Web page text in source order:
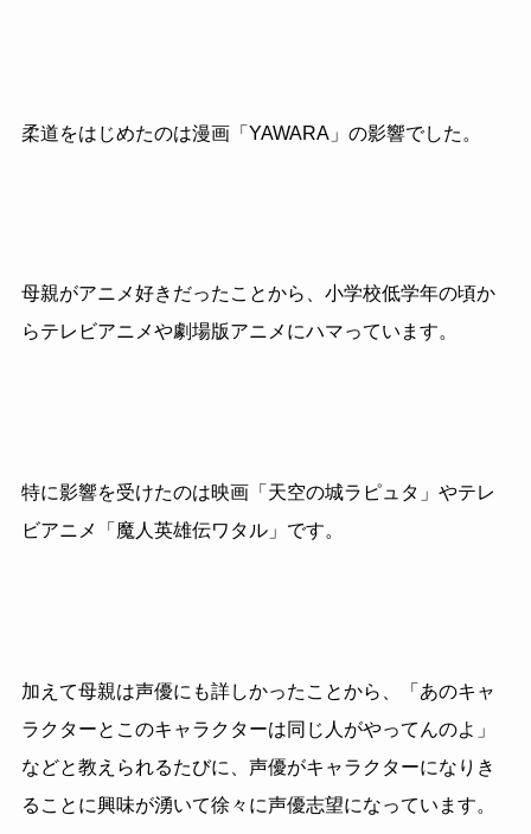
柔道をはじめたのは漫画「YAWARA」の影響でした。
母親がアニメ好きだったことから、小学校低学年の頃か
らテレビアニメや劇場版アニメにハマっています。
特に影響を受けたのは映画「天空の城ラピュタ」やテレ
ビアニメ「魔人英雄伝ワタル」です。
加えて母親は声優にも詳しかったことから、「あのキャ
ラクターとこのキャラクターは同じ人がやってんのよ」
などと教えられるたびに、声優がキャラクターになりき
ることに興味が湧いて徐々に声優志望になっています。